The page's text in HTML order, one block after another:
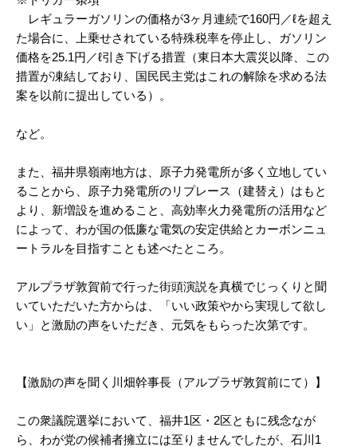
レギュラーガソリンの価格が3ヶ月連続で160円／ℓを超え
た場合に、上乗せされている特殊税率を停止し、ガソリン
価格を25.1円／ℓ引き下げる措置（東日本大震災以降、この
措置が凍結しており、国民民主党はこれの解除を求める法
案を以前に提出している）。
など。
また、福井県嶺南地方は、原子力発電所が多く立地してい
ることから、原子力発電所のリプレース（建替え）はもと
より、新増設を進めること、高効率火力発電所の活用など
によって、わが国の低廉な電気の安定供給とカーボンニュ
ートラルを目指すことも述べたところ。
アルプラザ敦賀前で行った街頭演説を真横でじっくりと聞
いていただいた方からは、「いい政策やから実現して欲し
い」と激励の声をいただき、元気をもらった次第です。
【激励の声を聞く川畑幹事長（アルプラザ敦賀前にて）】
この衆議院選挙において、福井1区・2区ともに残念なが
ら、わが党の候補者擁立には至りませんでしたが、石川1